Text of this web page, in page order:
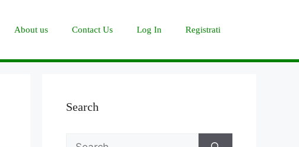
About us Contact Us Log In Registrati
Search
Search